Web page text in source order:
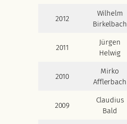
2012
Wilhelm
Birkelbach
2011
Jürgen
Helwig
2010
Mirko
Afflerbach
2009
Claudius
Bald